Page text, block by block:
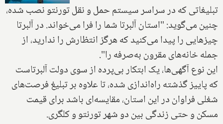
تبلیغاتی که در سراسر سیستم حمل و نقل تورنتو نصب شده،
چنین می‌گوید: "استان آلبرتا شما را فرا می‌خواند. در آلبرتا
چیزهایی را پیدا می‌کنید که هرگز انتظارش را ندارید، از
جمله خانه‌های مقرون به‌صرفه را".
این نوع آگهی‌ها، یک ابتکار بی‌پرده از سوی دولت آلبرتاست
که پاییز گذشته راه‌اندازی شده، تا علاوه بر تبلیغ فرصت‌های
شغلی فراوان در این استان، مقایسه‌ای باشد برای قیمت
مسکن و حتی زندگی بین دو شهر تورنتو و کلگری.